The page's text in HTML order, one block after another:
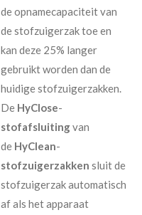
de opnamecapaciteit van
de stofzuigerzak toe en
kan deze 25% langer
gebruikt worden dan de
huidige stofzuigerzakken.
De HyClose-
stofafsluitingvan
de HyClean-
stofzuigerzakken sluit de
stofzuigerzak automatisch
af als het apparaat